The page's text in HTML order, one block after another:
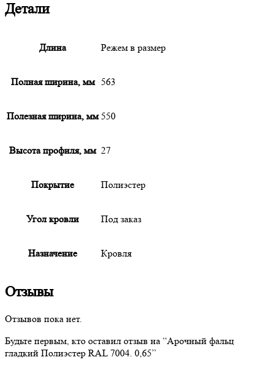
Детали
Длина Режем в размер
Полная ширина, мм 563
Полезная ширина, мм 550
Высота профиля, мм 27
Покрытие Полиэстер
Угол кровли Под заказ
Назначение Кровля
Отзывы
Отзывов пока нет.
Будьте первым, кто оставил отзыв на “Арочный фальц
гладкий Полиэстер RAL 7004. 0,65”